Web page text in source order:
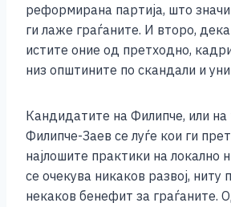
реформирана партија, што
ги лаже граѓаните. И второ,
истите оние од претходно,
низ општините по скандали и
Кандидатите на Филипче, или
Филипче-Заев се луѓе кои ги
најлошите практики на локално
се очекува никаков развој,
некаков бенефит за граѓаните.